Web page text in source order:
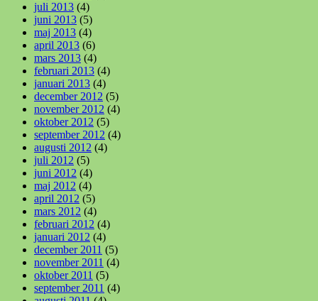
juli 2013 (4)
juni 2013 (5)
maj 2013 (4)
april 2013 (6)
mars 2013 (4)
februari 2013 (4)
januari 2013 (4)
december 2012 (5)
november 2012 (4)
oktober 2012 (5)
september 2012 (4)
augusti 2012 (4)
juli 2012 (5)
juni 2012 (4)
maj 2012 (4)
april 2012 (5)
mars 2012 (4)
februari 2012 (4)
januari 2012 (4)
december 2011 (5)
november 2011 (4)
oktober 2011 (5)
september 2011 (4)